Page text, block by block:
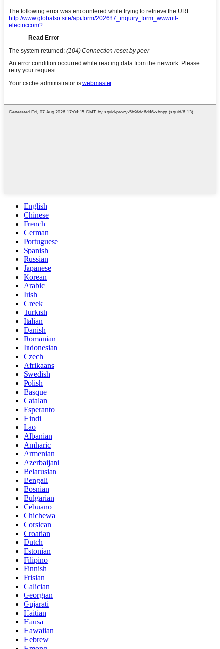
English
Chinese
French
German
Portuguese
Spanish
Russian
Japanese
Korean
Arabic
Irish
Greek
Turkish
Italian
Danish
Romanian
Indonesian
Czech
Afrikaans
Swedish
Polish
Basque
Catalan
Esperanto
Hindi
Lao
Albanian
Amharic
Armenian
Azerbaijani
Belarusian
Bengali
Bosnian
Bulgarian
Cebuano
Chichewa
Corsican
Croatian
Dutch
Estonian
Filipino
Finnish
Frisian
Galician
Georgian
Gujarati
Haitian
Hausa
Hawaiian
Hebrew